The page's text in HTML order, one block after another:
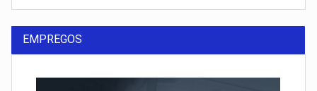
EMPREGOS